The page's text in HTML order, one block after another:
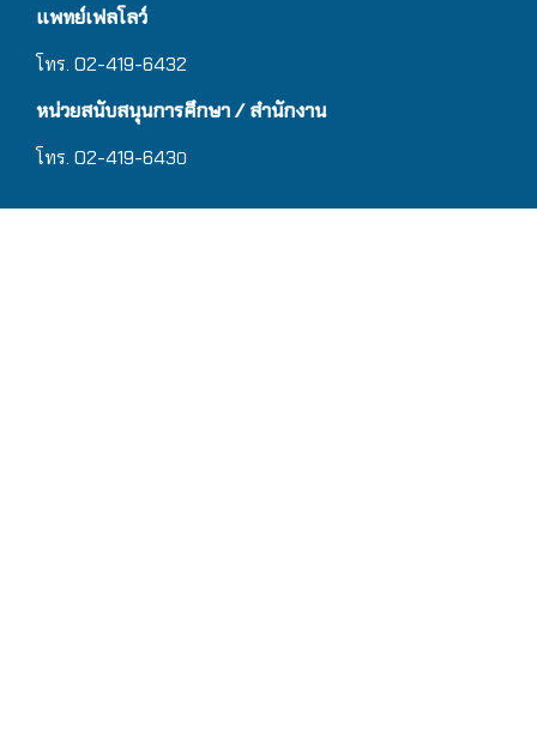
แพทย์เฟลโลว์
โทร. 02-419-6432
หน่วยสนับสนุนการศึกษา / สำนักงาน
โทร. 02-419-6430